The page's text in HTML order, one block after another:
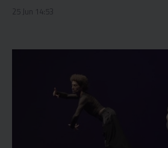
25 Jun 14:53